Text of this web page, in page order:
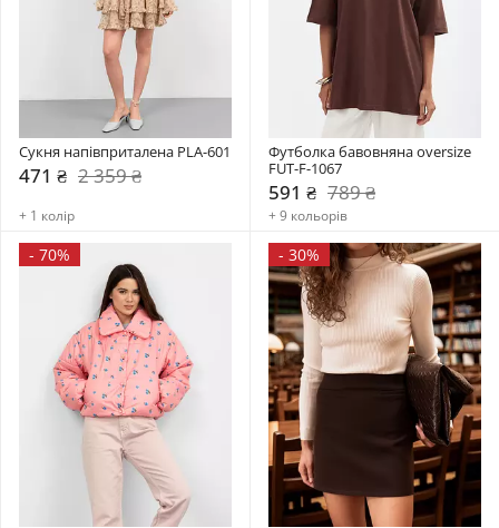
Сукня напівприталена PLA-601
471 ₴ 2 359 ₴
+ 1 колір
Футболка бавовняна oversize
FUT-F-1067
591 ₴ 789 ₴
+ 9 кольорів
- 70% - 30%